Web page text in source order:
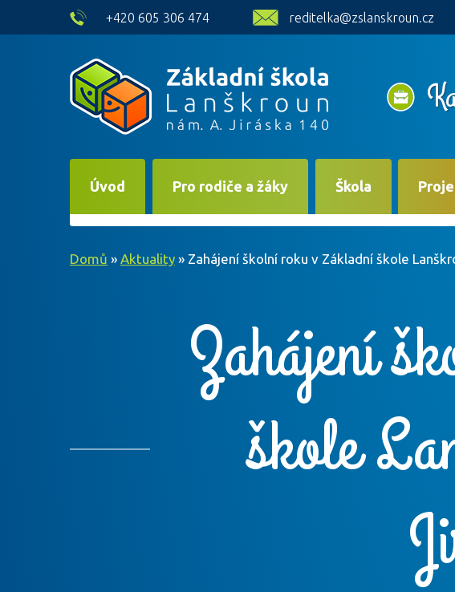
skip to main content
+420 605 306 474 reditelka@zslanskroun.cz
Úvod Pro rodiče a žáky Škola
Domů » Aktuality » Zahájení školní roku v Základní škole
Zahájení
škole